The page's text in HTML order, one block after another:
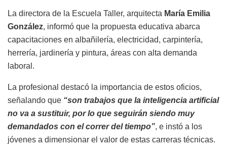
La directora de la Escuela Taller, arquitecta María Emilia
González, informó que la propuesta educativa abarca
capacitaciones en albañilería, electricidad, carpintería,
herrería, jardinería y pintura, áreas con alta demanda
laboral.
La profesional destacó la importancia de estos oficios,
señalando que “son trabajos que la inteligencia artificial
no va a sustituir, por lo que seguirán siendo muy
demandados con el correr del tiempo”, e instó a los
jóvenes a dimensionar el valor de estas carreras técnicas.